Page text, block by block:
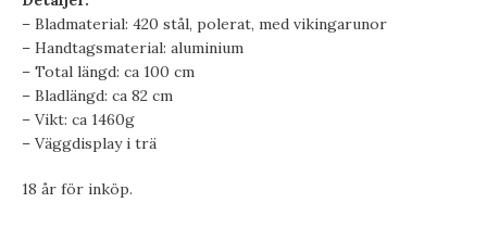
– Bladmaterial: 420 stål, polerat, med vikingarunor
– Handtagsmaterial: aluminium
– Total längd: ca 100 cm
– Bladlängd: ca 82 cm
– Vikt: ca 1460g
– Väggdisplay i trä
18 år för inköp.